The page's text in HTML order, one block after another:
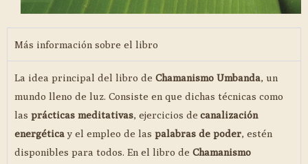
Más información sobre el libro
La idea principal del libro de Chamanismo Umbanda, un
mundo lleno de luz. Consiste en que dichas técnicas como
las prácticas meditativas, ejercicios de canalización
energéticay el empleo de las palabras de poder, estén
disponibles para todos. En el libro de Chamanismo